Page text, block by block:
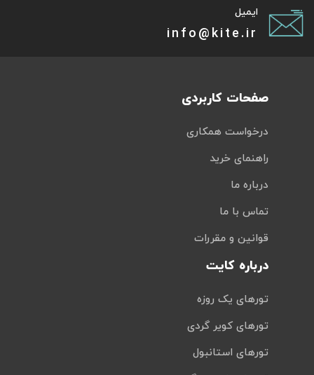
ایمیل
info@kite.ir
صفحات کاربردی
درخواست همکاری
راهنمای خرید
درباره ما
تماس با ما
قوانین و مقررات
درباره کایت
تورهای یک روزه
تورهای کویر گردی
تورهای استانبول